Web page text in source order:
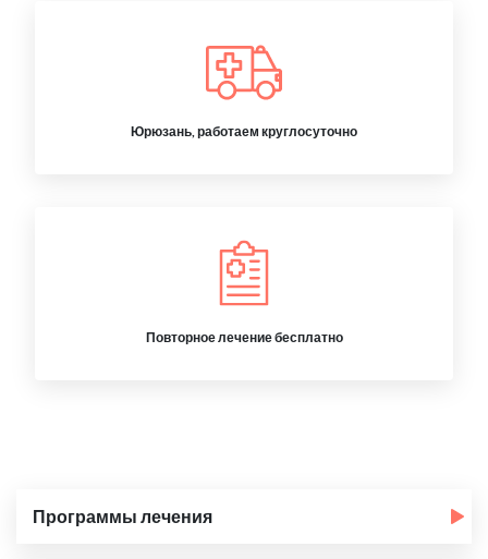
Юрюзань, работаем круглосуточно
Повторное лечение бесплатно
Программы лечения